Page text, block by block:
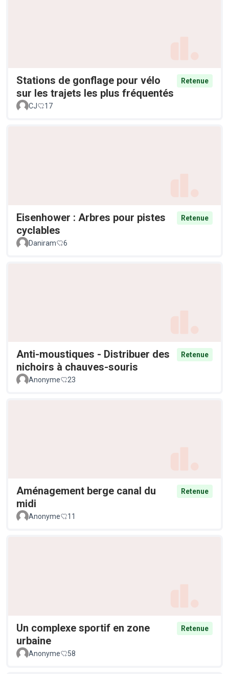
Stations de gonflage pour vélo
sur les trajets les plus fréquentés
Retenue
CJ 17
Eisenhower : Arbres pour pistes
cyclables
Retenue
Daniram 6
Anti-moustiques - Distribuer des
nichoirs à chauves-souris
Retenue
Anonyme 23
Aménagement berge canal du
midi
Retenue
Anonyme 11
Un complexe sportif en zone
urbaine
Retenue
Anonyme 58